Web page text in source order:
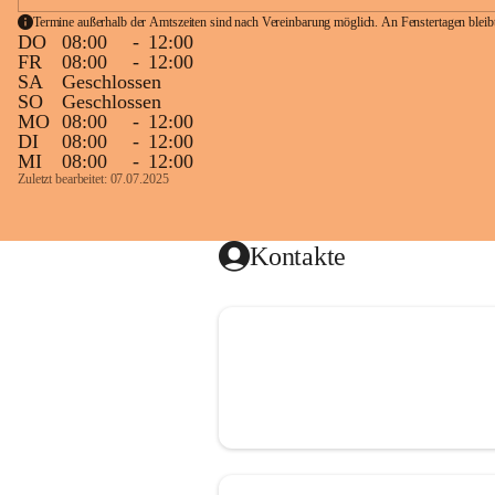
Termine außerhalb der Amtszeiten sind nach Vereinbarung möglich. An Fenstertagen
DO 08:00 - 12:00
FR
08:00 - 12:00
SA
Geschlossen
SO
Geschlossen
MO 08:00 - 12:00
DI
08:00 - 12:00
MI
08:00 - 12:00
Zuletzt bearbeitet: 07.07.2025
Kontakte